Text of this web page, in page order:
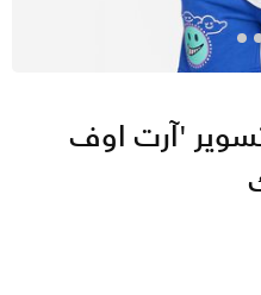
'آرت اوف